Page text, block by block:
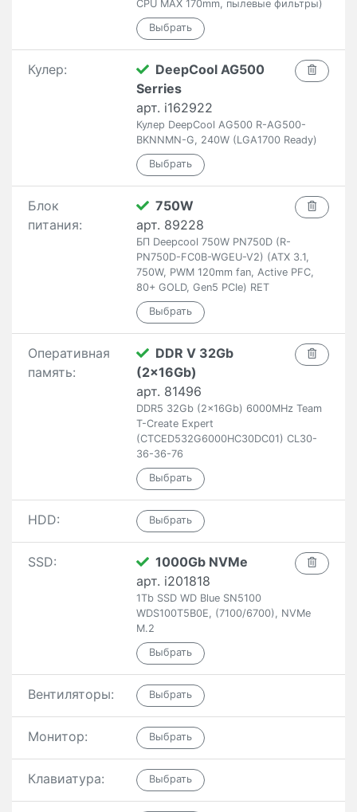
CPU MAX 170mm, пылевые фильтры)
Кулер:
DeepCool AG500
Serries
арт. i162922
Кулер DeepCool AG500 R-AG500-
BKNNMN-G, 240W (LGA1700 Ready)
Блок
питания:
750W
арт. 89228
БП Deepcool 750W PN750D (R-
PN750D-FC0B-WGEU-V2) (ATX 3.1,
750W, PWM 120mm fan, Active PFC,
80+ GOLD, Gen5 PCIe) RET
Оперативная
память:
DDR V 32Gb
(2x16Gb)
арт. 81496
DDR5 32Gb (2x16Gb) 6000MHz Team
T-Create Expert
(CTCED532G6000HC30DC01) CL30-
36-36-76
HDD:
SSD:
1000Gb NVMe
арт. i201818
1Tb SSD WD Blue SN5100
WDS100T5B0E, (7100/6700), NVMe
M.2
Вентиляторы:
Монитор:
Клавиатура: